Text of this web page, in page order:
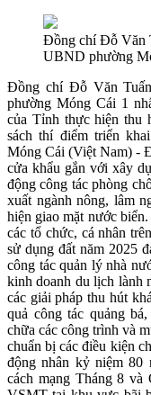
Đồng chí Đỗ Văn
UBND phường
Đồng chí Đỗ Văn
phường Móng Cái 1
của Tỉnh thực hiện thu
sách thí điểm triển
Móng Cái (Việt Nam) -
cửa khẩu gắn với xây
động công tác phòng
xuất ngành nông, lâm
hiện giao mặt nước
các tổ chức, cá nhân
sử dụng đất năm 2025
công tác quản lý nhà
kinh doanh du lịch lành
các giải pháp thu hút
quả công tác quảng
chữa các công trình và
chuẩn bị các điều kiện
động nhân kỷ niệm 80
cách mạng Tháng 8 và